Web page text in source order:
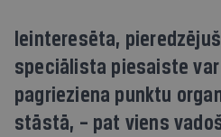
Ieinteresēta,
speciālista piesaiste
pagrieziena punktu
stāstā, – pat viens